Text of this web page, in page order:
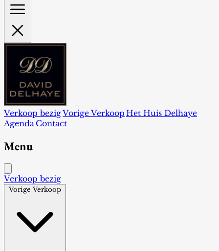
Verkoop bezigVorige Verkoop Het Huis Delhaye
Agenda Contact
Menu
Verkoop bezig
Vorige Verkoop